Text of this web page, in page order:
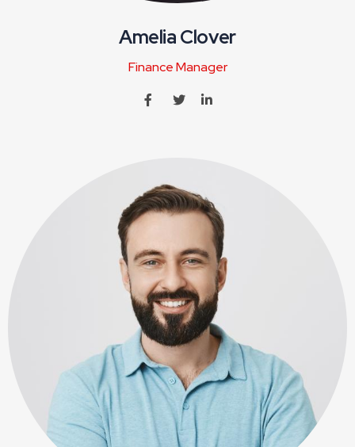
Amelia Clover
Finance Manager